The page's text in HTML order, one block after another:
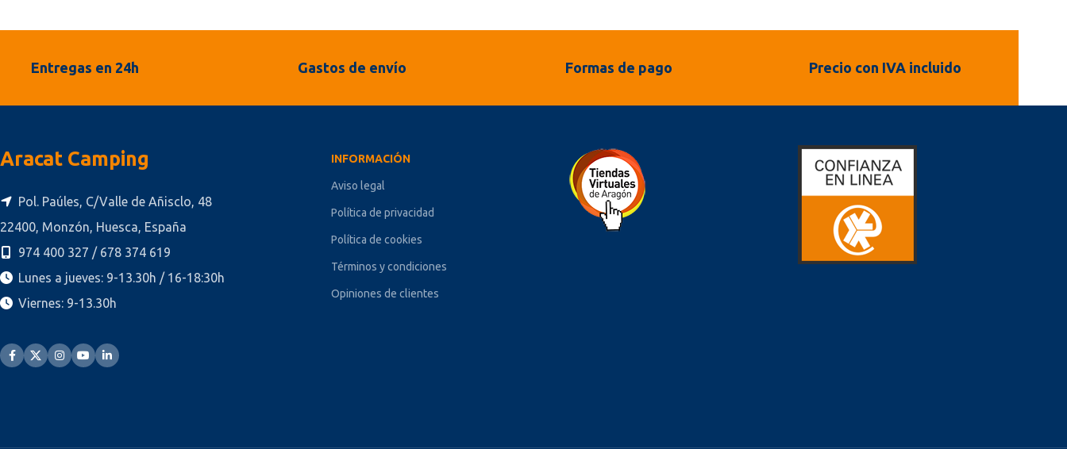
Entregas en 24h Gastos de envío Formas de pago Precio con IVA incluido
Aracat Camping
Pol. Paúles, C/Valle de Añisclo, 48
22400, Monzón, Huesca, España
974 400 327 / 678 374 619
Lunes a jueves: 9-13.30h / 16-18:30h
Viernes: 9-13.30h
INFORMACIÓN
Aviso legal
Política de privacidad
Política de cookies
Términos y condiciones
Opiniones de clientes